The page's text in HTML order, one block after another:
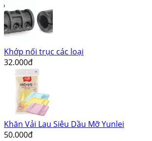
Khớp nối trục các loại
32.000đ
Khăn Vải Lau Siêu Dầu Mỡ Yunlei
50.000đ